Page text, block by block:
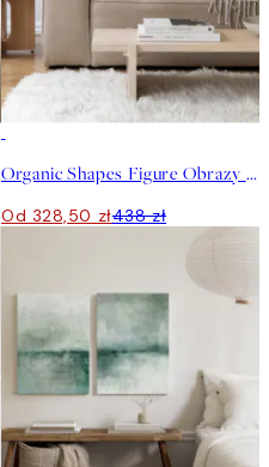
Organic Shapes Figure Obrazy na płótnie Duo
Od 328,50 zł438 zł